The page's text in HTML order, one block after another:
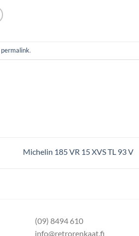
permalink.
Michelin 185 VR 15 XVS TL 93 V
(09) 8494 610
info@retrorenkaat.fi